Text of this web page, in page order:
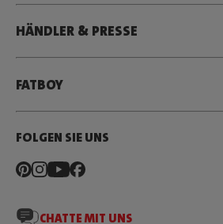
HÄNDLER & PRESSE
FATBOY
FOLGEN SIE UNS
CHATTE MIT UNS